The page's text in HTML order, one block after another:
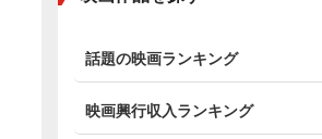
話題の映画ランキング
映画興行収入ランキング